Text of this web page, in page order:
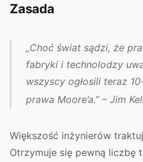
Zasada
„Choć świat sądzi, że
fabryki i technolodzy
wszyscy ogłosili teraz
prawa Moore’a.” – Jim
Większość inżynierów
Otrzymuje się pewną liczbę